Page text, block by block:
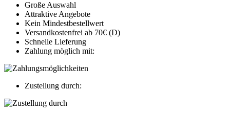
Große Auswahl
Attraktive Angebote
Kein Mindestbestellwert
Versandkostenfrei ab 70€ (D)
Schnelle Lieferung
Zahlung möglich mit:
Zustellung durch: